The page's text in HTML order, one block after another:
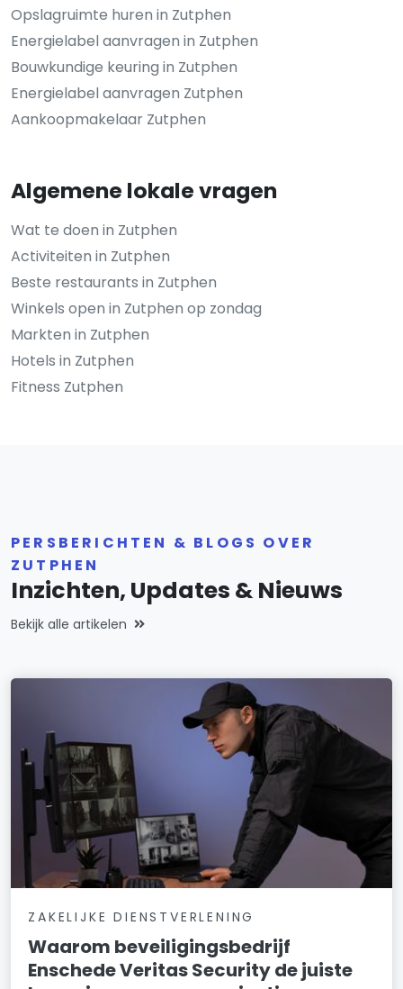
Opslagruimte huren in Zutphen
Energielabel aanvragen in Zutphen
Bouwkundige keuring in Zutphen
Energielabel aanvragen Zutphen
Aankoopmakelaar Zutphen
Algemene lokale vragen
Wat te doen in Zutphen
Activiteiten in Zutphen
Beste restaurants in Zutphen
Winkels open in Zutphen op zondag
Markten in Zutphen
Hotels in Zutphen
Fitness Zutphen
PERSBERICHTEN & BLOGS OVER
ZUTPHEN
Inzichten, Updates & Nieuws
Bekijk alle artikelen
ZAKELIJKE DIENSTVERLENING
Waarom beveiligingsbedrijf
Enschede Veritas Security de juiste